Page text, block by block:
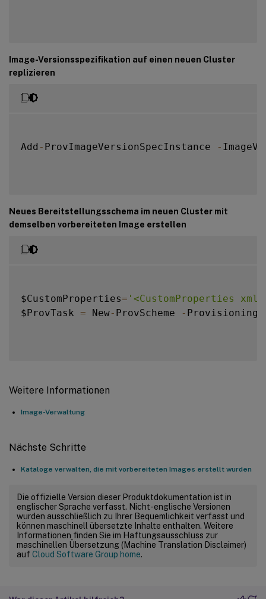
Image-Versionsspezifikation auf einen neuen Cluster
replizieren
Add - ProvImageVersionSpecInstance -
Neues Bereitstellungsschema im neuen Cluster mit
demselben vorbereiteten Image erstellen
$CustomProperties= '<CustomProperties
$ProvTask = New- ProvScheme -
Weitere Informationen
Image-Verwaltung
Nächste Schritte
Kataloge verwalten, die mit vorbereiteten Images erstellt wurden
Die offizielle Version dieser Produktdokumentation ist in
englischer Sprache verfasst. Nicht-englische Versionen
wurden ausschließlich zu Ihrer Bequemlichkeit verfasst und
können maschinell übersetzte Inhalte enthalten. Weitere
Informationen finden Sie im Haftungsausschluss zur
maschinellen Übersetzung (Machine Translation Disclaimer)
auf Cloud Software Group home.